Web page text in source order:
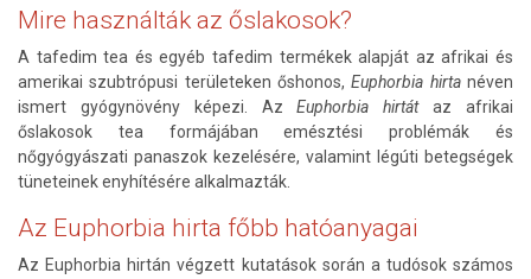
Mire használták az őslakosok?
A tafedim tea és egyéb tafedim termékek alapját az afrikai és
amerikai szubtrópusi területeken őshonos,Euphorbia hirtanéven
ismert gyógynövény képezi. AzEuphorbia hirtátaz afrikai
őslakosok tea formájában emésztési problémák és
nőgyógyászati panaszok kezelésére, valamint légúti betegségek
tüneteinek enyhítésére alkalmazták.
Az Euphorbia hirta főbb hatóanyagai
Az Euphorbia hirtán végzett kutatások során a tudósok számos